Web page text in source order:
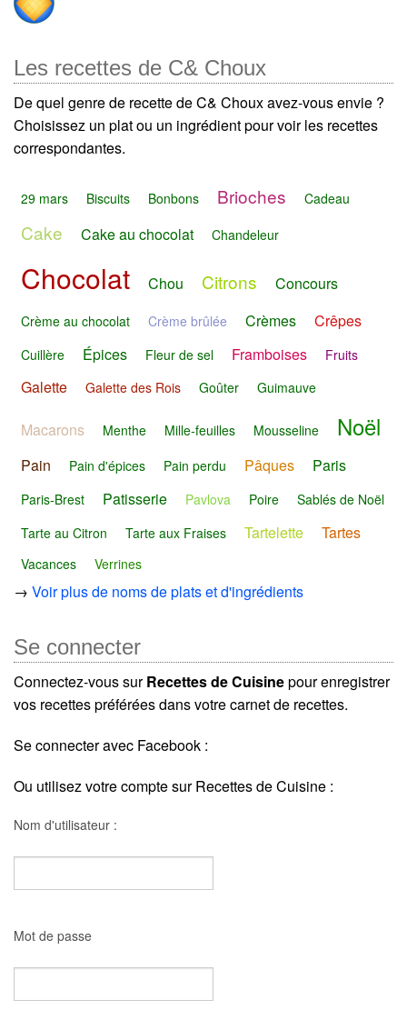
Les recettes de C& Choux
De quel genre de recette de C& Choux avez-vous envie ?
Choisissez un plat ou un ingrédient pour voir les recettes
correspondantes.
29 mars Biscuits Bonbons Brioches Cadeau
Cake Cake au chocolat Chandeleur
Chocolat Chou Citrons Concours
Crème au chocolat Crème brûlée Crèmes Crêpes
Cuillère Épices Fleur de sel Framboises Fruits
Galette Galette des Rois Goûter Guimauve
Macarons Menthe Mille-feuilles Mousseline Noël
Pain Pain d'épices Pain perdu Pâques Paris
Paris-Brest Patisserie Pavlova Poire
Sablés de Noël
Tarte au Citron
Tarte aux Fraises Tartelette Tartes
Vacances Verrines
→ Voir plus de noms de plats et d'ingrédients
Se connecter
Connectez-vous surRecettes de Cuisinepour enregistrer
vos recettes préférées dans votre carnet de recettes.
Se connecter avec Facebook :
Ou utilisez votre compte sur Recettes de Cuisine :
Nom d'utilisateur :
Mot de passe